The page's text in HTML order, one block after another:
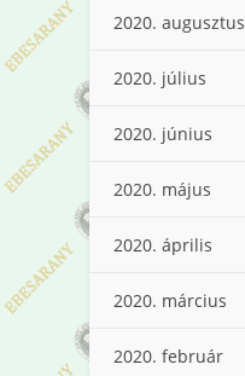
2020. augusztus
2020. július
2020. június
2020. május
2020. április
2020. március
2020. február